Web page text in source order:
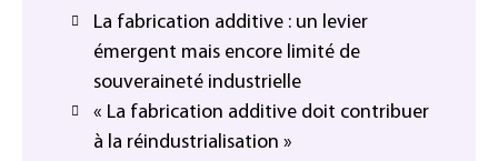
La fabrication additive : un levier
émergent mais encore limité de
souveraineté industrielle
« La fabrication additive doit contribuer
à la réindustrialisation »